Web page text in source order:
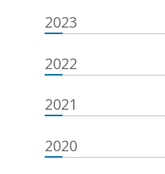
2023
2022
2021
2020